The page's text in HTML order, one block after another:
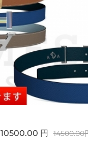
10500.00 円 14500.00